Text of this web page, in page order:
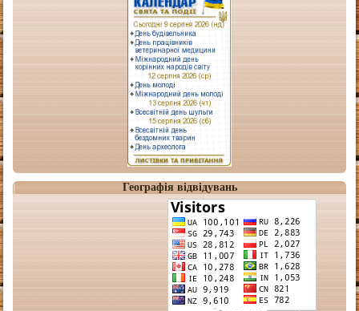
Географія відвідувань